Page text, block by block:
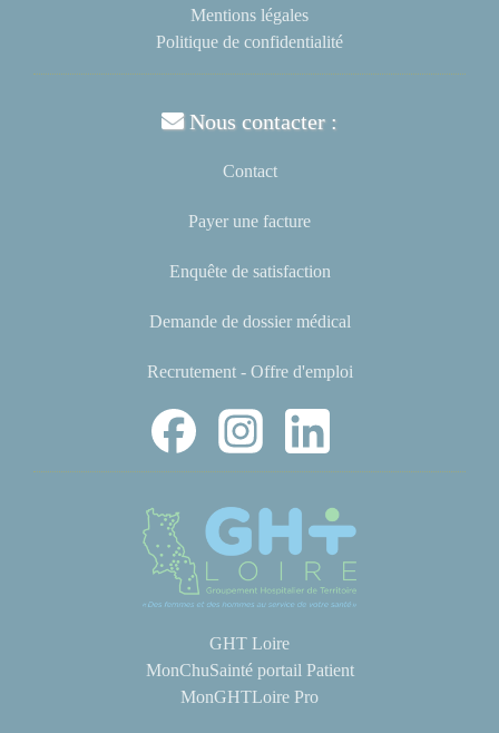
Mentions légales
Politique de confidentialité
Nous contacter :
Contact
Payer une facture
Enquête de satisfaction
Demande de dossier médical
Recrutement - Offre d'emploi
GHT Loire
MonChuSainté portail Patient
MonGHTLoire Pro